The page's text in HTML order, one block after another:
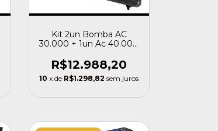
Kit 2un Bomba AC
30.000 + 1un Ac 40.000
Cubos 220v
R$12.988,20
10 x de R$1.298,82 sem juros